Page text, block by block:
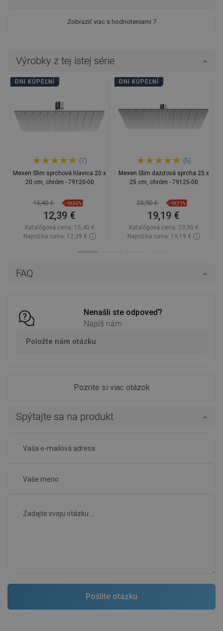
FAQ
Nenašli ste odpoveď?
Napíš nám
Položte nám otázku
Pozrite si viac otázok
Zobraziť viac s hodnoteniami 7
Spýtajte sa na produkt
Výrobky z tej istej série
DNI KÚPEĽNÍ
(7)
Mexen Slim sprchová hlavica 20 x
20 cm, chróm - 79120-00
15,40 € -19,55%
12,39 €
Katalógová cena: 15,40 €
Najnižšia cena: 12,39 €
DNI KÚPEĽNÍ
(5)
Mexen Slim dažďová sprcha 25 x
25 cm, chróm - 79125-00
23,90 € -19,71%
19,19 €
Katalógová cena: 23,90 €
Najnižšia cena: 19,19 €